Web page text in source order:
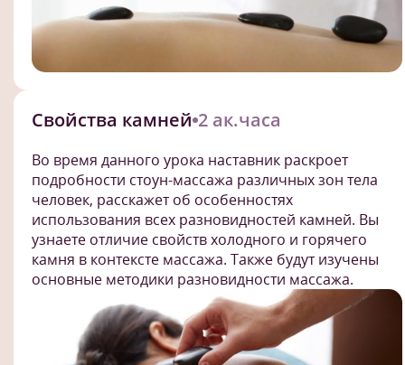
Свойства камней 2 ак.часа
Во время данного урока наставник раскроет
подробности стоун-массажа различных зон тела
человек, расскажет об особенностях
использования всех разновидностей камней. Вы
узнаете отличие свойств холодного и горячего
камня в контексте массажа. Также будут изучены
основные методики разновидности массажа.